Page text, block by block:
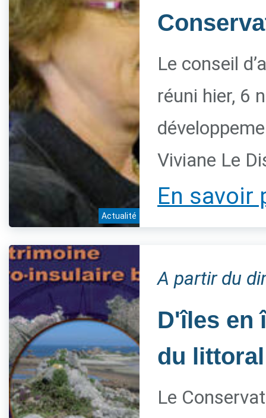
Actualité
Le conseil
réuni hier, 6
Viviane Le
En savoir
A partir du
D'îles en
du
Le